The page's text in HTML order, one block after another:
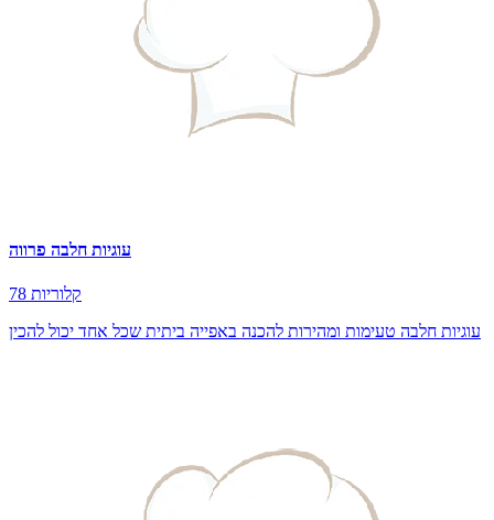
עוגיות חלבה פרווה
78 קלוריות
עוגיות חלבה טעימות ומהירות להכנה באפייה ביתית שכל אחד יכול להכין